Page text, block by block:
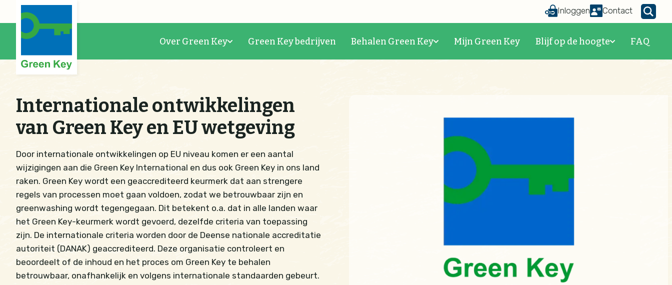
Inloggen Contact
Over Green Key Green Key bedrijven Behalen Green Key Mijn Green Key Blijf op de hoogte FAQ
Internationale ontwikkelingen
van Green Key en EU wetgeving
Door internationale ontwikkelingen op EU niveau komen er een aantal
wijzigingen aan die Green Key International en dus ook Green Key in ons land
raken. Green Key wordt een geaccrediteerd keurmerk dat aan strengere
regels van processen moet gaan voldoen, zodat we betrouwbaar zijn en
greenwashing wordt tegengegaan. Dit betekent o.a. dat in alle landen waar
het Green Key-keurmerk wordt gevoerd, dezelfde criteria van toepassing
zijn. De internationale criteria worden door de Deense nationale accreditatie
autoriteit (DANAK) geaccrediteerd. Deze organisatie controleert en
beoordeelt of de inhoud en het proces om Green Key te behalen
betrouwbaar, onafhankelijk en volgens internationale standaarden gebeurt.